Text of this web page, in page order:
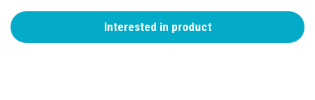
Interested in product